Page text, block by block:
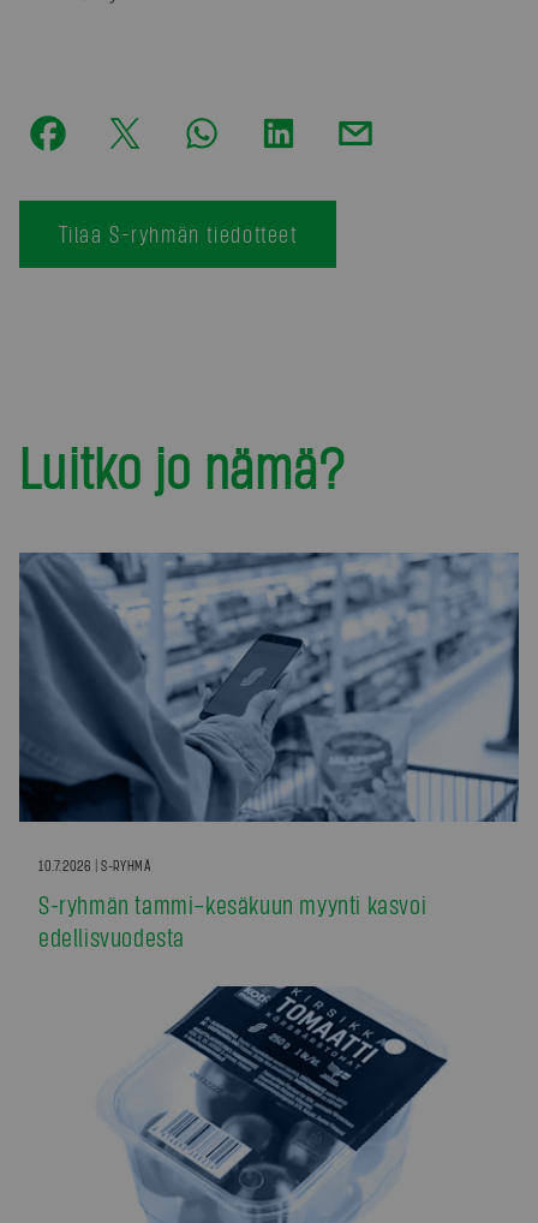
Tilaa S-ryhmän tiedotteet
Luitko jo nämä?
10.7.2026 | S-RYHMÄ
S-ryhmän tammi–kesäkuun myynti kasvoi
edellisvuodesta